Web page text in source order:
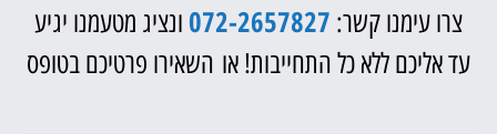
צרו עימנו קשר: 072-2657827 ונציג מטעמנו יגיע
עד אליכם ללא כל התחייבות! או השאירו פרטיכם בטופס